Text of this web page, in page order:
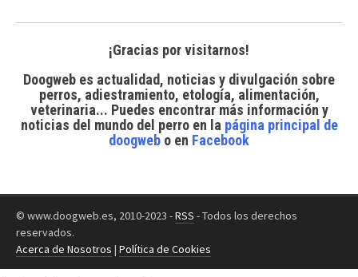
¡Gracias por visitarnos!
Doogweb es actualidad, noticias y divulgación sobre
perros, adiestramiento, etología, alimentación,
veterinaria... Puedes encontrar más información y
noticias del mundo del perroen la página principal de
doogweb o en Facebook
© www.doogweb.es, 2010-2023 -RSS - Todos los derechos
reservados.
Acerca de Nosotros | Política de Cookies